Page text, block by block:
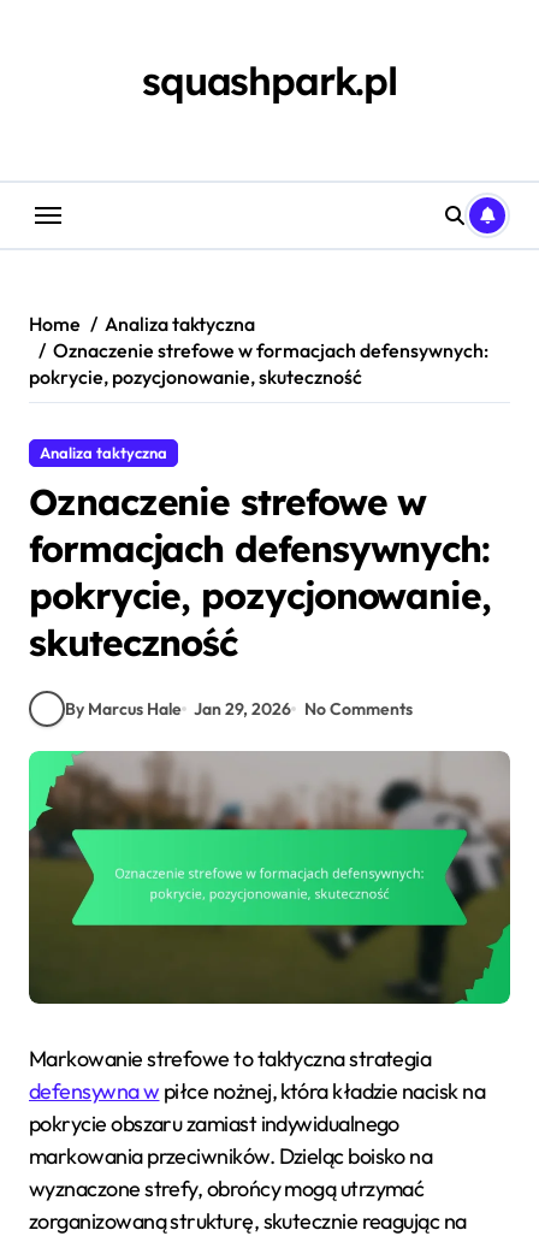
squashpark.pl
Home
Analiza taktyczna
Oznaczenie strefowe w formacjach defensywnych:
pokrycie, pozycjonowanie, skuteczność
Analiza taktyczna
Oznaczenie strefowe w
formacjach defensywnych:
pokrycie, pozycjonowanie,
skuteczność
By Marcus Hale Jan 29, 2026 No Comments
Markowanie strefowe to taktyczna strategia
defensywna w piłce nożnej, która kładzie nacisk na
pokrycie obszaru zamiast indywidualnego
markowania przeciwników. Dzieląc boisko na
wyznaczone strefy, obrońcy mogą utrzymać
zorganizowaną strukturę, skutecznie reagując na